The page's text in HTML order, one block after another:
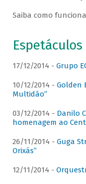
Saiba como
17/12/2014 - Grupo
10/12/2014 - Golden
Multidão”
03/12/2014 - Danilo
homenagem ao
26/11/2014 - Guga
Orixás”
12/11/2014 -